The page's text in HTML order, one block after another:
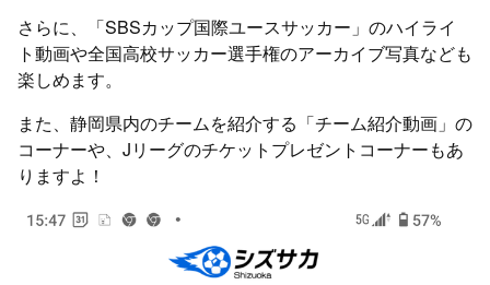
さらに、「SBSカップ国際ユースサッカー」のハイライ
ト動画や全国高校サッカー選手権のアーカイブ写真なども
楽しめます。
また、静岡県内のチームを紹介する「チーム紹介動画」の
コーナーや、Jリーグのチケットプレゼントコーナーもあ
りますよ！